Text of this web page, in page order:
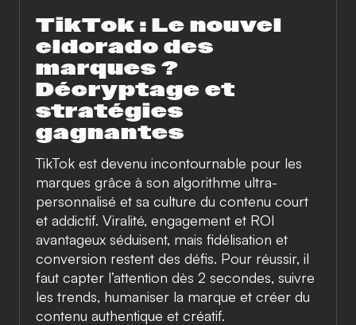
TikTok : Le nouvel
eldorado des
marques ?
Décryptage et
stratégies
gagnantes
TikTok est devenu incontournable pour les
marques grâce à son algorithme ultra-
personnalisé et sa culture du contenu court
et addictif. Viralité, engagement et ROI
avantageux séduisent, mais fidélisation et
conversion restent des défis. Pour réussir, il
faut capter l’attention dès 2 secondes, suivre
les trends, humaniser la marque et créer du
contenu authentique et créatif.